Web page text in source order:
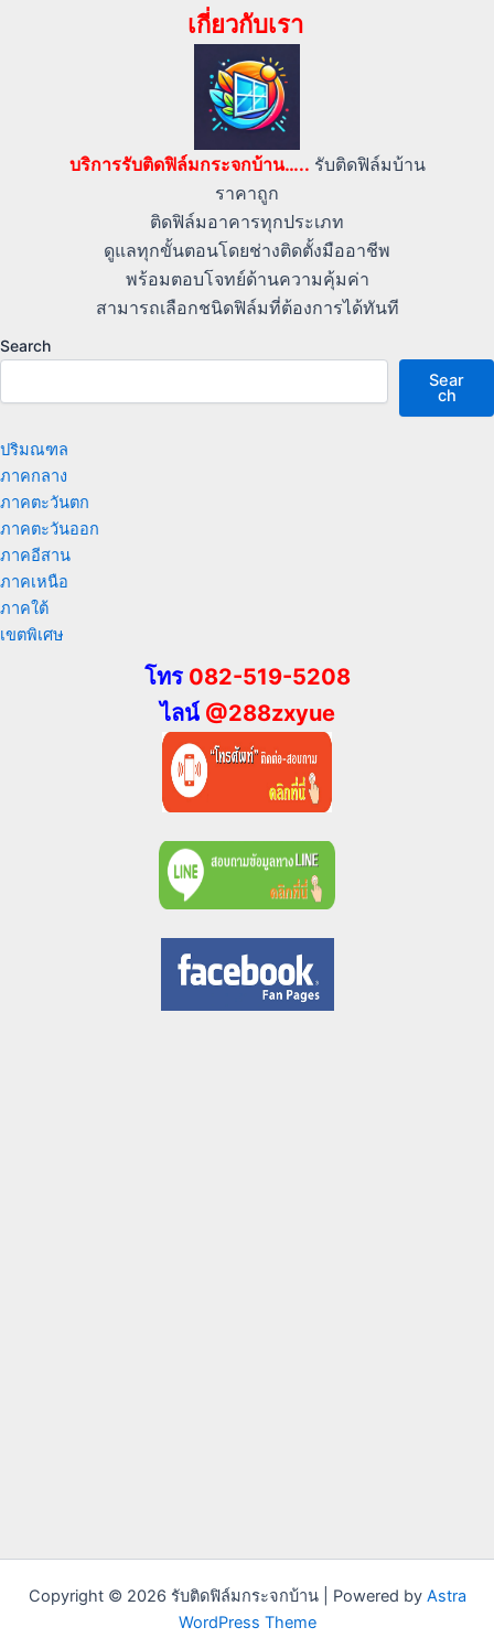
เกี่ยวกับเรา
บริการรับติดฟิล์มกระจกบ้าน….. รับติดฟิล์มบ้าน
ราคาถูก
ติดฟิล์มอาคารทุกประเภท
ดูแลทุกขั้นตอนโดยช่างติดตั้งมืออาชีพ
พร้อมตอบโจทย์ด้านความคุ้มค่า
สามารถเลือกชนิดฟิล์มที่ต้องการได้ทันที
Search
Sear
ch
ปริมณฑล
ภาคกลาง
ภาคตะวันตก
ภาคตะวันออก
ภาคอีสาน
ภาคเหนือ
ภาคใต้
เขตพิเศษ
โทร 082-519-5208
ไลน์ @288zxyue
Copyright © 2026 รับติดฟิล์มกระจกบ้าน | Powered by Astra
WordPress Theme